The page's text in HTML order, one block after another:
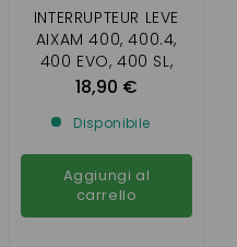
INTERRUPTEUR LEVE
AIXAM 400, 400.4,
400 EVO, 400 SL,
500.4, 500.5, 500 SL
18,90 €
Disponibile
Aggiungi al
carrello